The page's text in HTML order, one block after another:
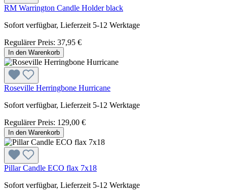
RM Warrington Candle Holder black
Sofort verfügbar, Lieferzeit 5-12 Werktage
Regulärer Preis: 37,95 €
In den Warenkorb
Roseville Herringbone Hurricane
Sofort verfügbar, Lieferzeit 5-12 Werktage
Regulärer Preis: 129,00 €
In den Warenkorb
Pillar Candle ECO flax 7x18
Sofort verfügbar, Lieferzeit 5-12 Werktage